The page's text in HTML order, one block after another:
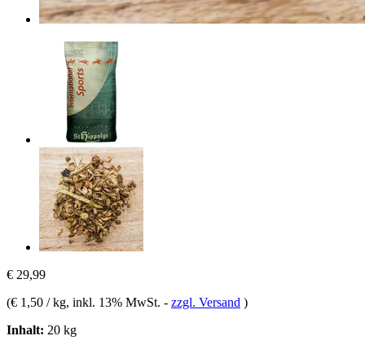
€ 29,99
(€ 1,50 / kg, inkl. 13% MwSt. - zzgl. Versand )
Inhalt: 20 kg